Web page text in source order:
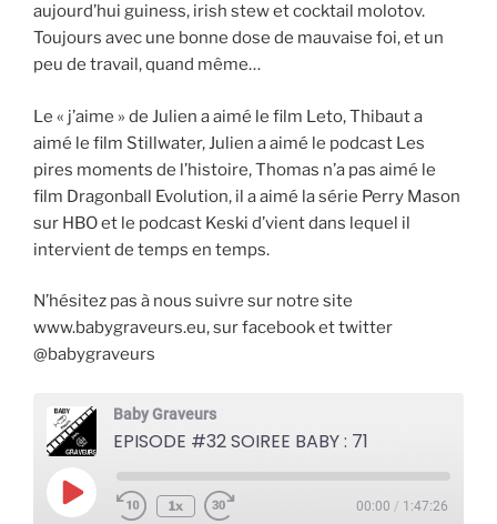
aujourd’hui guiness, irish stew et cocktail molotov.
Toujours avec une bonne dose de mauvaise foi, et un
peu de travail, quand même…
Le « j’aime » de Julien a aimé le film Leto, Thibaut a
aimé le film Stillwater, Julien a aimé le podcast Les
pires moments de l’histoire, Thomas n’a pas aimé le
film Dragonball Evolution, il a aimé la série Perry Mason
sur HBO et le podcast Keski d’vient dans lequel il
intervient de temps en temps.
N’hésitez pas à nous suivre sur notre site
www.babygraveurs.eu, sur facebook et twitter
@babygraveurs
Baby Graveurs
EPISODE #32 SOIREE BABY : 71
Play
Episode
1x 00:00 / 1:47:26